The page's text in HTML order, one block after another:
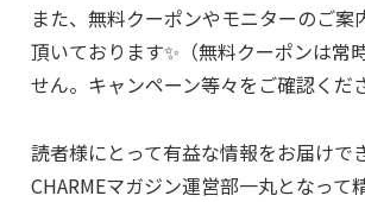
また、無料クーポンやモニターのご案
頂いております✨（無料クーポンは常
せん。キャンペーン等々をご確認くだ
読者様にとって有益な情報をお届けで
CHARMEマガジン運営部一丸となって